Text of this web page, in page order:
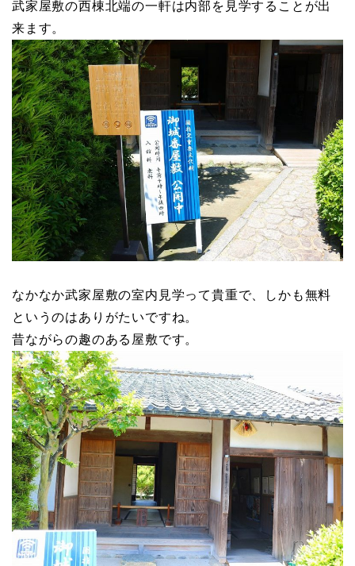
武家屋敷の西棟北端の一軒は内部を見学することが出
来ます。
なかなか武家屋敷の室内見学って貴重で、しかも無料
というのはありがたいですね。
昔ながらの趣のある屋敷です。